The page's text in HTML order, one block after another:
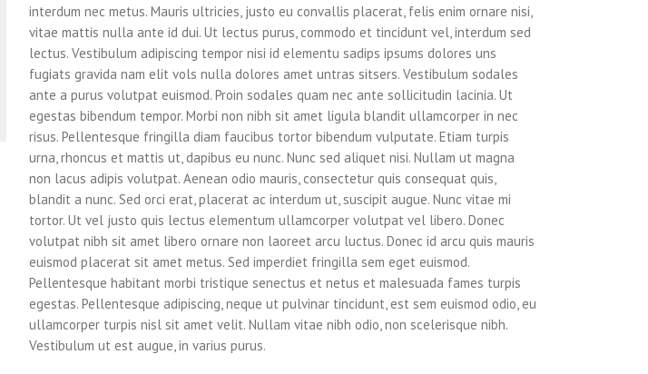
interdum nec metus. Mauris ultricies, justo eu convallis placerat, felis enim ornare nisi,
vitae mattis nulla ante id dui. Ut lectus purus, commodo et tincidunt vel, interdum sed
lectus. Vestibulum adipiscing tempor nisi id elementu sadips ipsums dolores uns
fugiats gravida nam elit vols nulla dolores amet untras sitsers. Vestibulum sodales
ante a purus volutpat euismod. Proin sodales quam nec ante sollicitudin lacinia. Ut
egestas bibendum tempor. Morbi non nibh sit amet ligula blandit ullamcorper in nec
risus. Pellentesque fringilla diam faucibus tortor bibendum vulputate. Etiam turpis
urna, rhoncus et mattis ut, dapibus eu nunc. Nunc sed aliquet nisi. Nullam ut magna
non lacus adipis volutpat. Aenean odio mauris, consectetur quis consequat quis,
blandit a nunc. Sed orci erat, placerat ac interdum ut, suscipit augue. Nunc vitae mi
tortor. Ut vel justo quis lectus elementum ullamcorper volutpat vel libero. Donec
volutpat nibh sit amet libero ornare non laoreet arcu luctus. Donec id arcu quis mauris
euismod placerat sit amet metus. Sed imperdiet fringilla sem eget euismod.
Pellentesque habitant morbi tristique senectus et netus et malesuada fames turpis
egestas. Pellentesque adipiscing, neque ut pulvinar tincidunt, est sem euismod odio, eu
ullamcorper turpis nisl sit amet velit. Nullam vitae nibh odio, non scelerisque nibh.
Vestibulum ut est augue, in varius purus.